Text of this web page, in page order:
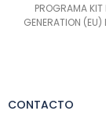
PROGRAMA
GENERATION (EU)
CONTACTO